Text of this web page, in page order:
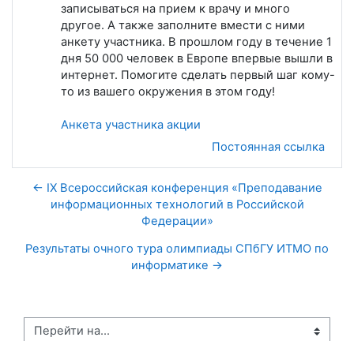
записываться на прием к врачу и много
другое. А также заполните вмести с ними
анкету участника. В прошлом году в течение 1
дня 50 000 человек в Европе впервые вышли в
интернет. Помогите сделать первый шаг кому-
то из вашего окружения в этом году!
Анкета участника акции
Постоянная ссылка
← IX Всероссийская конференция «Преподавание
информационных технологий в Российской
Федерации»
Результаты очного тура олимпиады СПбГУ ИТМО по
информатике →